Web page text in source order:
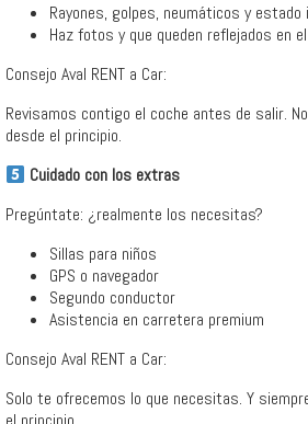
Rayones, golpes, neumáticos y
Haz fotos y que queden reflejados en
Consejo Aval RENT a Car:
Revisamos contigo el coche antes de salir.
desde el principio.
Cuidado con los extras
Pregúntate: ¿realmente los necesitas?
Sillas para niños
GPS o navegador
Segundo conductor
Asistencia en carretera premium
Consejo Aval RENT a Car:
Solo te ofrecemos lo que necesitas. Y